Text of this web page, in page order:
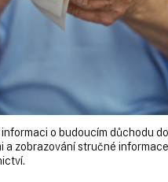
o budoucím důchodu
a zobrazování stručné